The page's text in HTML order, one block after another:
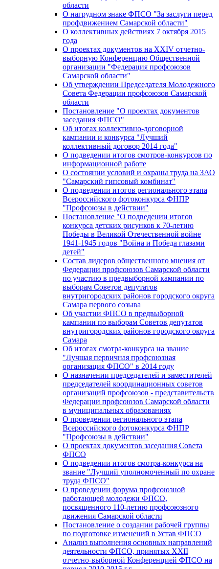
области
О нагрудном знаке ФПСО "За заслуги перед
профдвижением Самарской области"
О коллективных действиях 7 октября 2015
года
О проектах документов на XXIV отчетно-
выборную Конференцию Общественной
организации "Федерация профсоюзов
Самарской области"
Об утверждении Председателя Молодежного
Совета Федерации профсоюзов Самарской
области
Постановление "О проектах документов
заседания ФПСО"
Об итогах коллективно-договорной
кампании и конкурса "Лучший
коллективный договор 2014 года"
О подведении итогов смотров-конкурсов по
информационной работе
О состоянии условий и охраны труда на ЗАО
"Самарский гипсовый комбинат"
О подведении итогов регионального этапа
Всероссийского фотоконкурса ФНПР
"Профсоюзы в действии"
Постановление "О подведении итогов
конкурса детских рисунков к 70-летию
Победы в Великой Отечественной войне
1941-1945 годов "Война и Победа глазами
детей"
Состав лидеров общественного мнения от
Федерации профсоюзов Самарской области
по участию в предвыборной кампании по
выборам Советов депутатов
внутригородских районов городского округа
Самара первого созыва
Об участии ФПСО в предвыборной
кампании по выборам Советов депутатов
внутригородских районов городского округа
Самара
Об итогах смотра-конкурса на звание
"Лучшая первичная профсоюзная
организация ФПСО" в 2014 году
О назначении председателей и заместителей
председателей координационных советов
организаций профсоюзов - представительств
Федерации профсоюзов Самарской области
в муниципальных образованиях
О проведении регионального этапа
Всероссийского фотоконкурса ФНПР
"Профсоюзы в действии"
О проектах документов заседания Совета
ФПСО
О подведении итогов смотра-конкурса на
звание "Лучший уполномоченный по охране
труда ФПСО"
О проведении форума профсоюзной
работающей молодежи ФПСО,
посвященного 110-летию профсоюзного
движения Самарской области
Постановление о создании рабочей группы
по подготовке изменений в Устав ФПСО
Анализ выполнения основных направлений
деятельности ФПСО, принятых XXII
отчетно-выборной Конференцией ФПСО на